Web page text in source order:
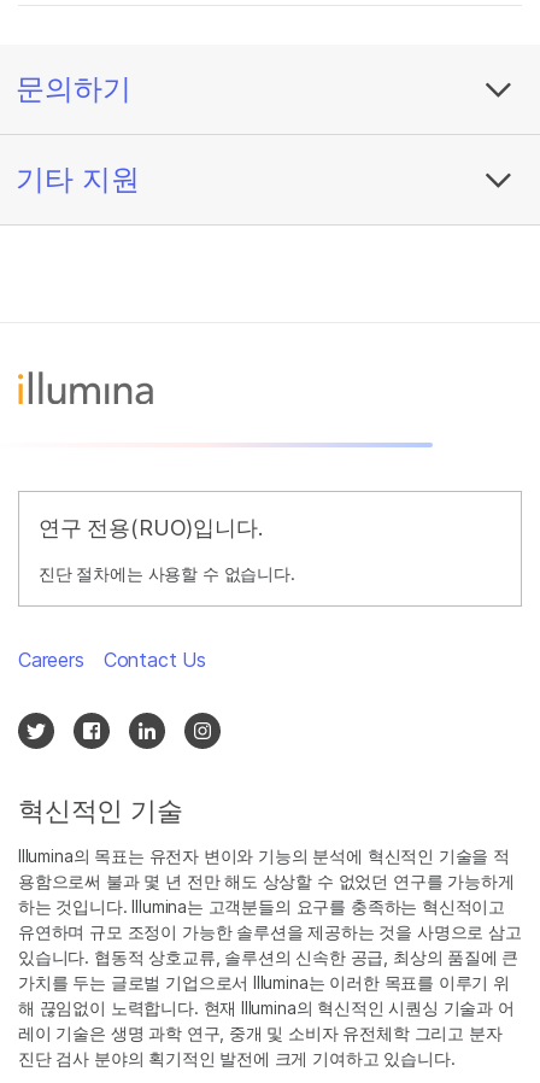
문의하기
기타 지원
연구 전용(RUO)입니다.
진단 절차에는 사용할 수 없습니다.
혁신적인 기술
Illumina의 목표는 유전자 변이와 기능의 분석에 혁신적인 기술을 적
용함으로써 불과 몇 년 전만 해도 상상할 수 없었던 연구를 가능하게
하는 것입니다. Illumina는 고객분들의 요구를 충족하는 혁신적이고
유연하며 규모 조정이 가능한 솔루션을 제공하는 것을 사명으로 삼고
있습니다. 협동적 상호교류, 솔루션의 신속한 공급, 최상의 품질에 큰
가치를 두는 글로벌 기업으로서 Illumina는 이러한 목표를 이루기 위
해 끊임없이 노력합니다. 현재 Illumina의 혁신적인 시퀀싱 기술과 어
레이 기술은 생명 과학 연구, 중개 및 소비자 유전체학 그리고 분자
진단 검사 분야의 획기적인 발전에 크게 기여하고 있습니다.
Careers Contact Us